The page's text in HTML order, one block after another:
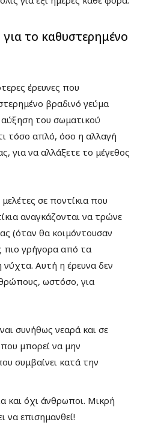
για το καθυστερημένο
έρευνες που
βραδινό γεύμα
αύξηση του σωματικού
τόσο απλό, όσο η αλλαγή
για να αλλάξετε το μέγεθος
σε ποντίκια που
αναγκάζονται να τρώνε
(όταν θα κοιμόντουσαν
πιο γρήγορα από τα
νύχτα. Αυτή η έρευνα δεν
ωστόσο, για
συνήθως νεαρά και σε
μπορεί να μην
συμβαίνει κατά την
και όχι άνθρωποι. Μικρή
να επισημανθεί!